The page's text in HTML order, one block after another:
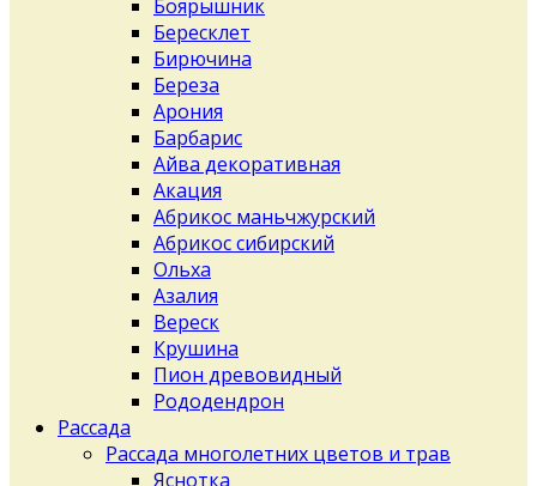
Боярышник
Бересклет
Бирючина
Береза
Арония
Барбарис
Айва декоративная
Акация
Абрикос маньчжурский
Абрикос сибирский
Ольха
Азалия
Вереск
Крушина
Пион древовидный
Рододендрон
Рассада
Рассада многолетних цветов и трав
Яснотка